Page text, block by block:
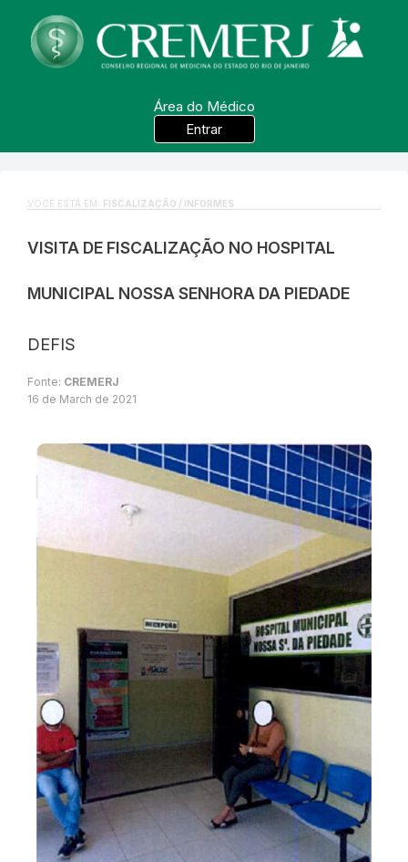
Área do Médico
Entrar
VOCÊ ESTÁ EM: FISCALIZAÇÃO / INFORMES
VISITA DE FISCALIZAÇÃO NO HOSPITAL
MUNICIPAL NOSSA SENHORA DA PIEDADE
DEFIS
Fonte: CREMERJ
16 de March de 2021